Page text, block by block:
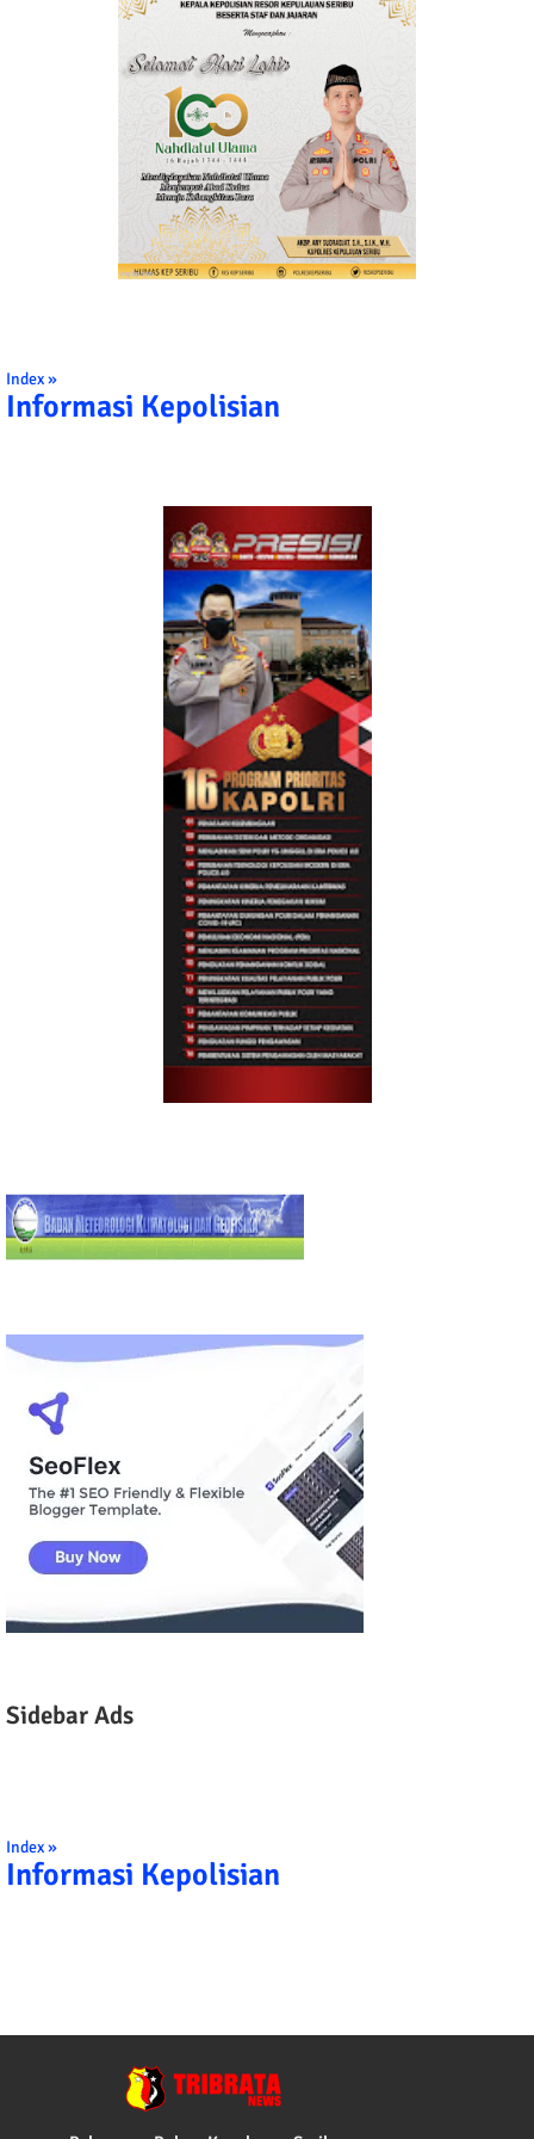
Index »
Informasi Kepolisian
Sidebar Ads
Index »
Informasi Kepolisian